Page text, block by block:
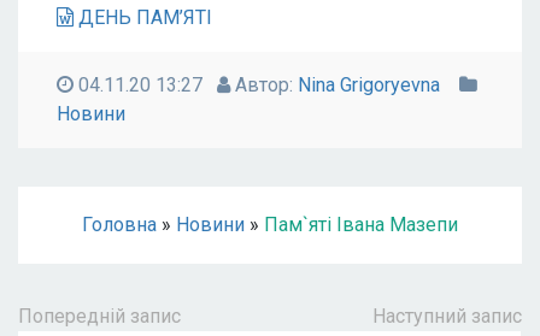
ДЕНЬ ПАМ’ЯТІ
04.11.20 13:27 Автор: Nina Grigoryevna
Новини
Головна » Новини » Пам`яті Івана Мазепи
Попередній запис Наступний запис